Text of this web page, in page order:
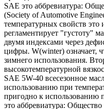
SAE это аббревиатура:
(Society of Automotive
температурных свойств это
регламентирует "густоту"
двумя индексами через
цифры. W(winter) означает,
зимнего использования.
высокотемпературной
SAE 5W-40 всесезонное
использованию при
пригодно к использованию
это аббревиатура: